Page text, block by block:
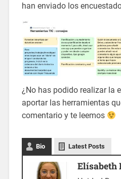
han enviado los
¿No has podido realizar la
aportar las herramientas
comentario y te leemos
Bio Latest Posts
Elísabeth